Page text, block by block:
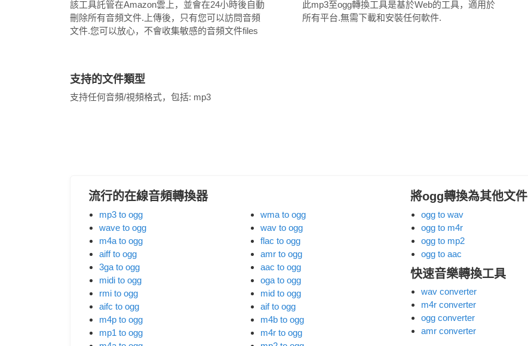
該工具託管在Amazon雲上，並會在24小時後自動
刪除所有音頻文件.上傳後，只有您可以訪問音頻
文件.您可以放心，不會收集敏感的音頻文件files
此mp3至ogg轉換工具是基於Web的工具，適用於
所有平台.無需下載和安裝任何軟件.
支持的文件類型
支持任何音頻/視頻格式，包括: mp3
流行的在線音頻轉換器
mp3 to ogg
wave to ogg
m4a to ogg
aiff to ogg
3ga to ogg
midi to ogg
rmi to ogg
aifc to ogg
m4p to ogg
mp1 to ogg
wma to ogg
wav to ogg
flac to ogg
amr to ogg
aac to ogg
oga to ogg
mid to ogg
aif to ogg
m4b to ogg
m4r to ogg
將ogg轉換為其他文件
ogg to wav
ogg to m4r
ogg to mp2
ogg to aac
快速音樂轉換工具
wav converter
m4r converter
ogg converter
amr converter